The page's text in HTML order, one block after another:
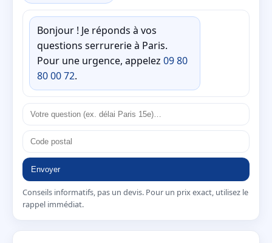
Bonjour ! Je réponds à vos
questions serrurerie à Paris.
Pour une urgence, appelez 09 80
80 00 72.
Envoyer
Conseils informatifs, pas un devis. Pour un prix exact, utilisez le
rappel immédiat.